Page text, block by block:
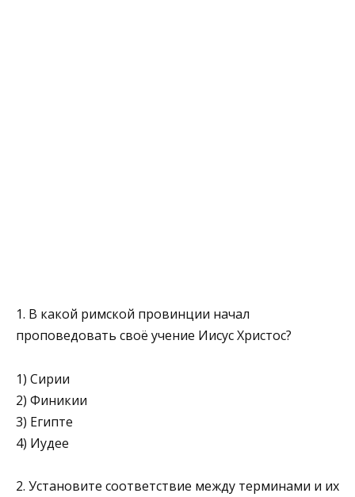
1. В какой римской провинции начал
проповедовать своё учение Иисус Христос?
1) Сирии
2) Финикии
3) Египте
4) Иудее
2. Установите соответствие между терминами и их